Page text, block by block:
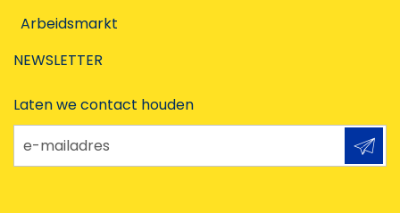
Arbeidsmarkt
NEWSLETTER
Laten we contact houden
e-mailadres